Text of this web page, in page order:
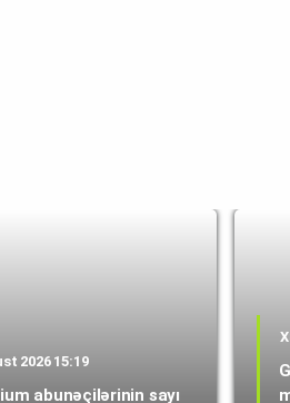
2026 15:19
abunəçilərinin sayı